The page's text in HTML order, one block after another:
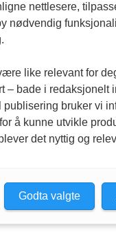
nettlesere,
nødvendig
like relevant for
– bade i redaksjonelt
bruker vi
å kunne utvikle
det nyttig og
Godta valgte